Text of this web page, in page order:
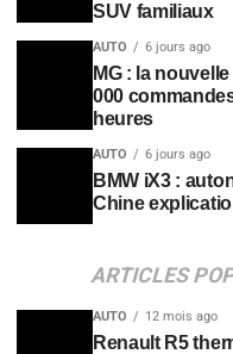
SUV familiaux
AUTO 6 jours ago
MG : la
000
heures
AUTO 6 jours ago
BMW iX3 :
Chine
ARTICLES
AUTO 12 mois ago
Renault R5